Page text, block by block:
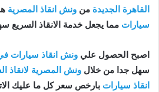
القاهرة الجديدة من ونش انقاذ المصرية
سيارات مما يجعل خدمة الانقاذ السريع
اصبح الحصول علي ونش انقاذ سيارات
سهل جدا من خلال ونش المصرية لانقاذ
انقاذ سيارات بارخص سعر كل ما عليك